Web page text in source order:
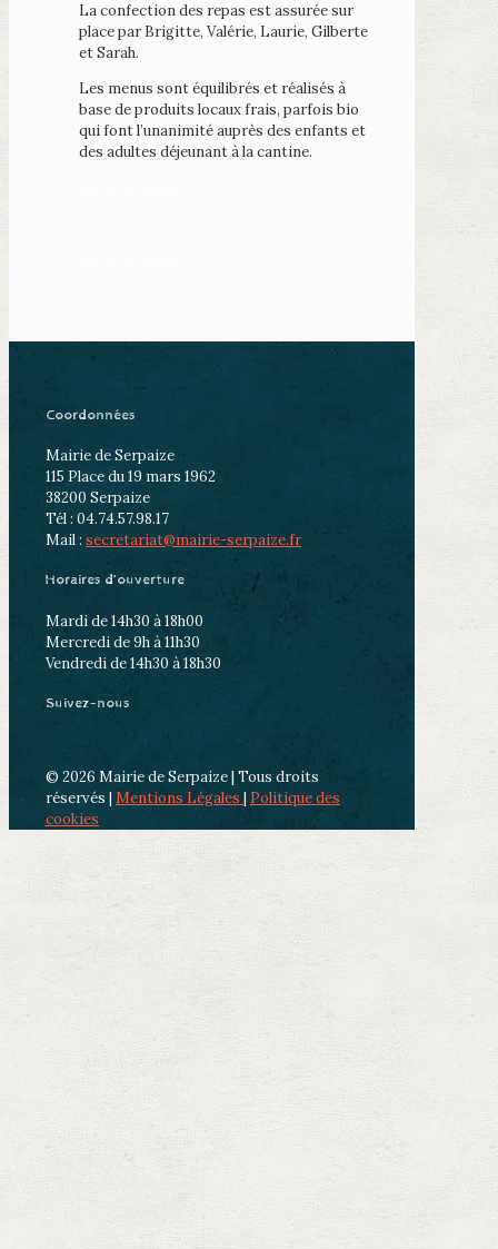
La confection des repas est assurée sur
placepar Brigitte, Valérie, Laurie, Gilberte
et Sarah.
Les menus sont équilibrés et réalisés à
base de produits locaux frais, parfois bio
qui font l’unanimité auprès des enfants et
des adultes déjeunant à la cantine.
Coordonnées
Mairie de Serpaize
115 Place du 19 mars 1962
38200 Serpaize
Tél : 04.74.57.98.17
Mail : secretariat@mairie-serpaize.fr
Horaires d’ouverture
Mardi de 14h30 à 18h00
Mercredi de 9h à 11h30
Vendredi de 14h30 à 18h30
Suivez-nous
© 2026 Mairie de Serpaize | Tous droits
réservés | Mentions Légales | Politique des
cookies